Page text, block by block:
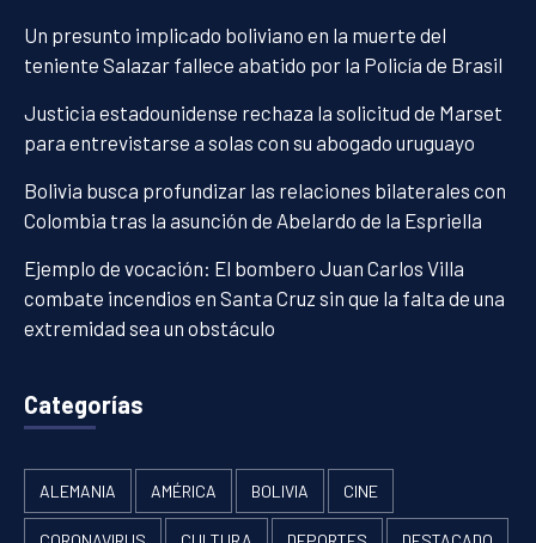
Un presunto implicado boliviano en la muerte del
teniente Salazar fallece abatido por la Policía de Brasil
Justicia estadounidense rechaza la solicitud de Marset
para entrevistarse a solas con su abogado uruguayo
Bolivia busca profundizar las relaciones bilaterales con
Colombia tras la asunción de Abelardo de la Espriella
Ejemplo de vocación: El bombero Juan Carlos Villa
combate incendios en Santa Cruz sin que la falta de una
extremidad sea un obstáculo
Categorías
ALEMANIA AMÉRICA BOLIVIA CINE